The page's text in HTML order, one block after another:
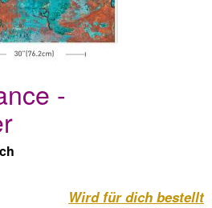
-
Wird für dich bestellt